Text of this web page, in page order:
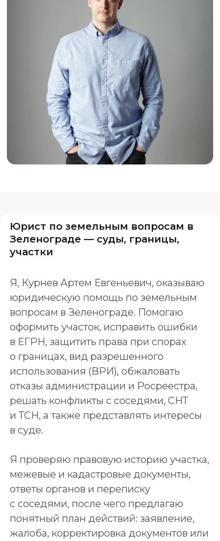
Юрист по земельным вопросам в
Зеленограде — суды, границы,
участки
Я, Курнев Артем Евгеньевич, оказываю
юридическую помощь по земельным
вопросам в Зеленограде. Помогаю
оформить участок, исправить ошибки
в ЕГРН, защитить права при спорах
о границах, вид разрешенного
использования (ВРИ), обжаловать
отказы администрации и Росреестра,
решать конфликты с соседями, СНТ
и ТСН, а также представлять интересы
в суде.
Я проверяю правовую историю участка,
межевые и кадастровые документы,
ответы органов и переписку
с соседями, после чего предлагаю
понятный план действий: заявление,
жалоба, корректировка документов или